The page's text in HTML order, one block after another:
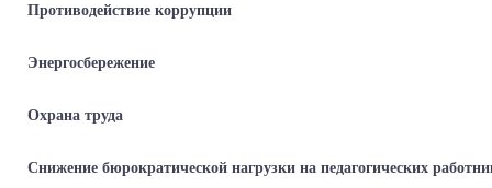
Противодействие коррупции
Энергосбережение
Охрана труда
Снижение бюрократической нагрузки на педагогических